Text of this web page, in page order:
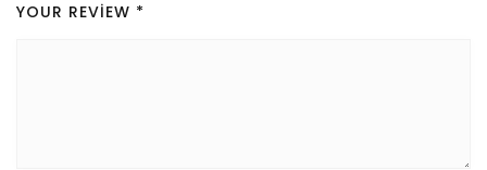
YOUR REVIEW *